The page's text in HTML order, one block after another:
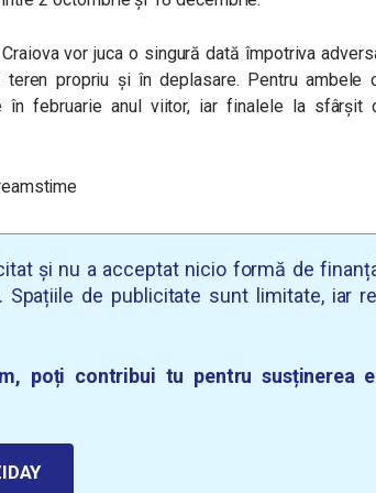
vor juca o singură dată împotriva
propriu și în deplasare. Pentru ambele
în februarie anul viitor, iar finalele la sfârșit
și nu a acceptat nicio formă de
Spațiile de publicitate sunt limitate, iar
poți contribui tu pentru susținerea